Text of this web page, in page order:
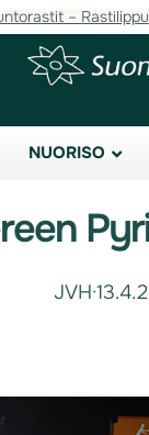
– Rastilippu
NUORISO
JVH·